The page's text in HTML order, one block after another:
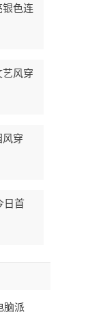
色连
风穿
风穿
日首
脑派